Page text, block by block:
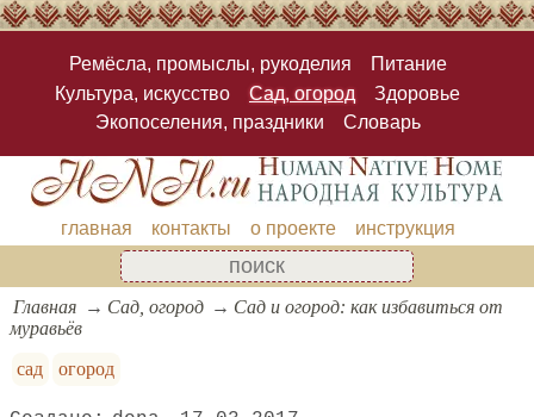
Ремёсла, промыслы, рукоделия
Питание
Культура, искусство
Сад, огород
Здоровье
Экопоселения, праздники
Словарь
главная контакты о проекте инструкция
Главная Сад, огород
Сад и огород: как избавиться от
муравьёв
сад
огород